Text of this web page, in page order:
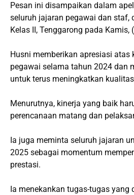
Pesan ini disampaikan dalam
seluruh jajaran pegawai dan staf,
Kelas II, Tenggarong pada
Husni memberikan apresiasi atas
pegawai selama tahun 2024 dan
untuk terus meningkatkan
Menurutnya, kinerja yang baik
perencanaan matang dan
Ia juga meminta seluruh jajaran
2025 sebagai momentum
prestasi.
Ia menekankan tugas-tugas yang